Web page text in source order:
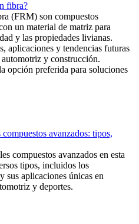
fibra?
(FRM) son compuestos
un material de matriz para
y las propiedades livianas.
aplicaciones y tendencias futuras
y construcción.
opción preferida para soluciones
avanzados: tipos,
compuestos avanzados en esta
tipos, incluidos los
sus aplicaciones únicas en
y deportes.